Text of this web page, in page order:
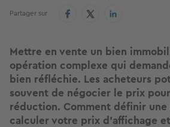
Partager sur
Mettre en vente un bien
opération complexe qui
bien réfléchie. Les acheteurs
souvent de négocier le prix
réduction. Comment définir
calculer votre prix d’affichage